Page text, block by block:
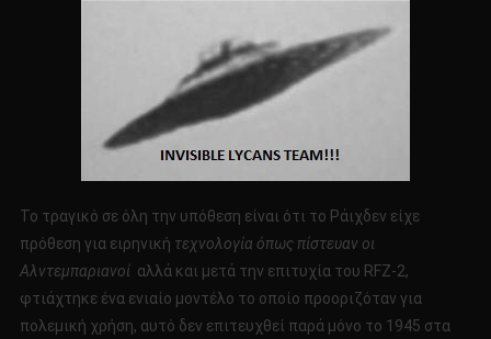
Το τραγικό σε όλη την υπόθεση είναι ότι το Ράιχδεν είχε
πρόθεση για ειρηνική τεχνολογία όπως πίστευαν οι
Αλντεμπαριανοί αλλά και μετά την επιτυχία του RFZ-2,
φτιάχτηκε ένα ενιαίο μοντέλο το οποίο προοριζόταν για
πολεμική χρήση, αυτό δεν επιτευχθεί παρά μόνο το 1945 στα